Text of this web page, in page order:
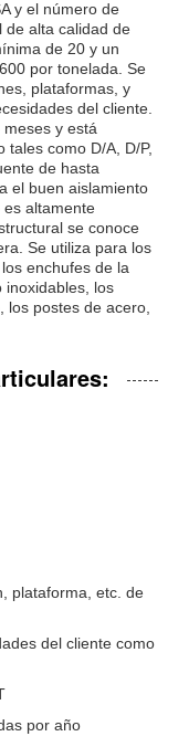
y el número de
de alta calidad de
de 20 y un
por tonelada. Se
plataformas, y
del cliente.
y está
como D/A, D/P,
de hasta
el buen aislamiento
es altamente
se conoce
Se utiliza para los
enchufes de la
inoxidables, los
los postes de acero,
plataforma, etc. de
del cliente como
por año